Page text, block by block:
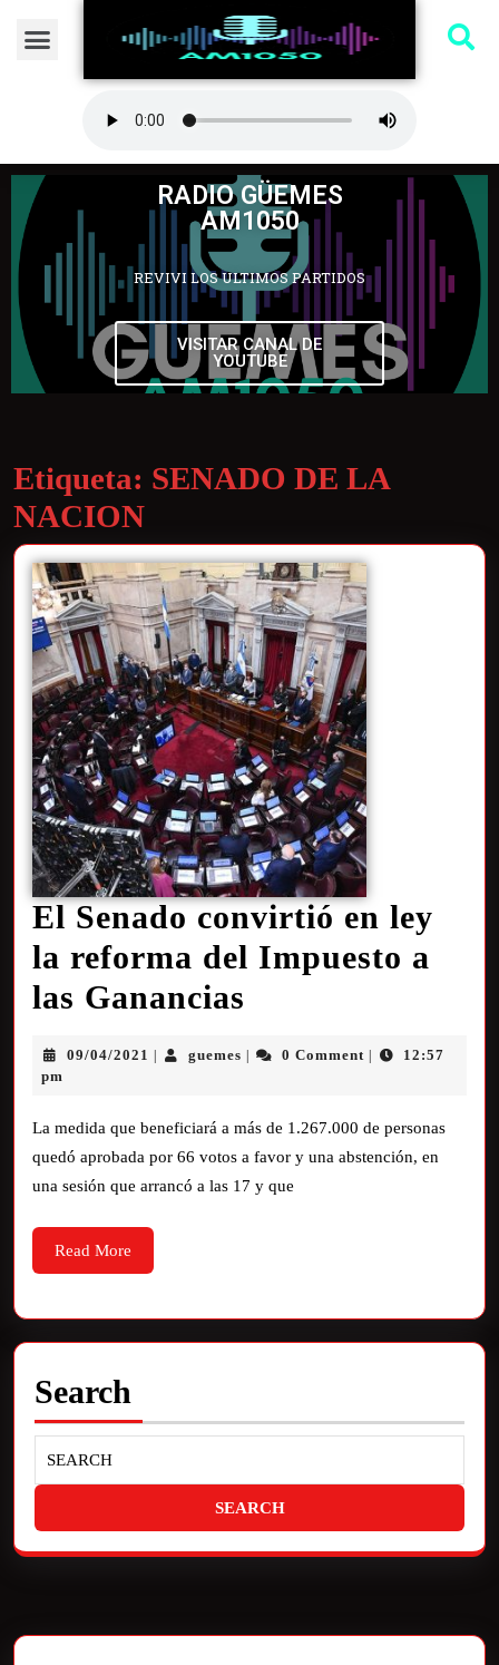
RADIO GÜEMES
AM1050
REVIVI LOS ULTIMOS PARTIDOS
VISITAR CANAL DE
YOUTUBE
Etiqueta: SENADO DE LA
NACION
El Senado convirtió en ley
la reforma del Impuesto a
las Ganancias
09/04/2021 guemes 0 Comment
12:57
pm
La medida que beneficiará a más de 1.267.000 de personas
quedó aprobada por 66 votos a favor y una abstención, en
una sesión que arrancó a las 17 y que
Read More
Search